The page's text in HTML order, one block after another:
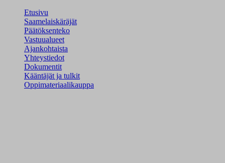
Etusivu
Saamelaiskäräjät
Päätöksenteko
Vastuualueet
Ajankohtaista
Yhteystiedot
Dokumentit
Kääntäjät ja tulkit
Oppimateriaalikauppa